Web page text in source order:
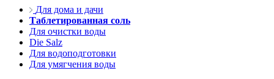
Для дома и дачи
Таблетированная соль
Для очистки воды
Die Salz
Для водоподготовки
Для умягчения воды